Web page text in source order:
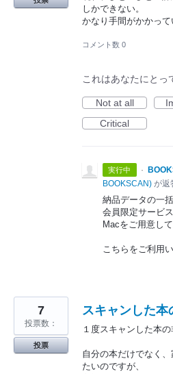
しかできない。
かなり手間がかかって
コメント数 0
これはあなたにとっ
Not at all
Critical
実行中 ·
BOOKSCAN) が返
納品データの一
会員限定サービ
Macをご用意して
こちらをご利用
スキャンした本
１度スキャンした本
自分の本だけでなく
たいのですが、
7
投票数：
投票